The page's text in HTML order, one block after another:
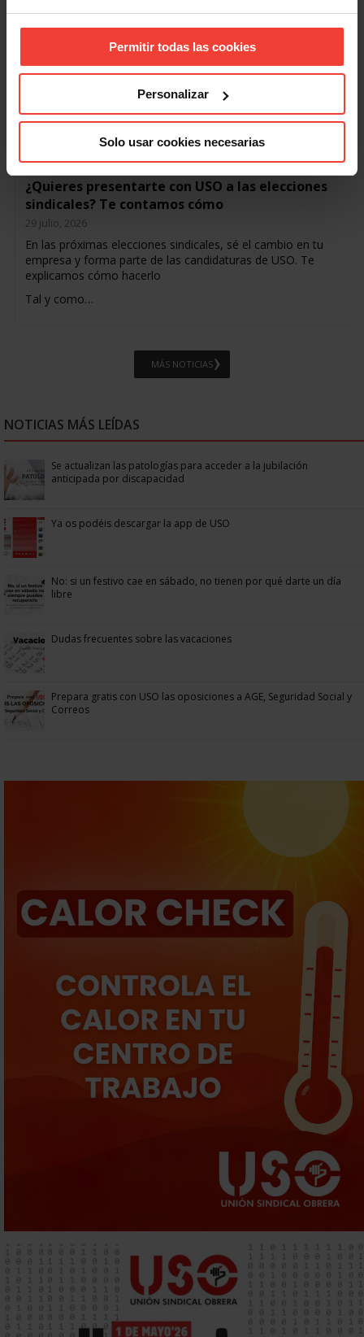
Permitir todas las cookies
Personalizar
Solo usar cookies necesarias
¿Quieres presentarte con USO a las elecciones
sindicales? Te contamos cómo
29 julio, 2026
En las próximas elecciones sindicales, sé el cambio en tu
empresa y forma parte de las candidaturas de USO. Te
explicamos cómo hacerlo
Tal y como…
MÁS NOTICIAS
NOTICIAS MÁS LEÍDAS
Se actualizan las patologías para acceder a la jubilación
anticipada por discapacidad
Ya os podéis descargar la app de USO
No: si un festivo cae en sábado, no tienen por qué darte un día
libre
Dudas frecuentes sobre las vacaciones
Prepara gratis con USO las oposiciones a AGE, Seguridad Social y
Correos